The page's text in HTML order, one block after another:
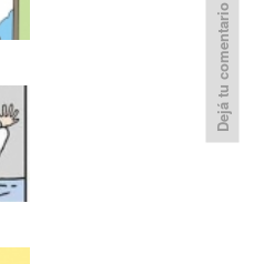
Dejá tu comentario